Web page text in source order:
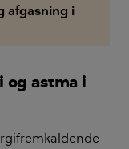
afgasning i
og astma i